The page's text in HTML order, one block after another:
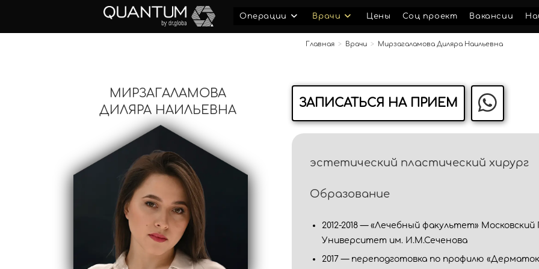
Операции Врачи Цены Соц проект Вакансии
Главная > Врачи > Мирзагаламова Диляра Наильевна
МИРЗАГАЛАМОВА
ДИЛЯРА НАИЛЬЕВНА
ЗАПИСАТЬСЯ НА ПРИЕМ
эстетический пластический хирург
Образование
2012-2018 — «Лечебный факультет»
Университет им. И.М.Сеченова
2017 — переподготовка по профилю